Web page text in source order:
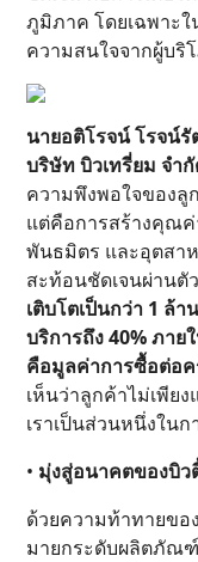
ภูมิภาค โดยเฉพาะใ
ความสนใจจากผู้บริ
นายอติโรจน์ โรจน์
บริษัท บิวเทรี่ยม จำ
ความพึงพอใจของลู
แต่คือการสร้างคุณ
พันธมิตร และอุตสา
สะท้อนชัดเจนผ่านตั
เติบโตเป็นกว่า 1 ล้
บริการถึง 40% ภา
คือมูลค่าการซื้อต่อค
เห็นว่าลูกค้าไม่เพีย
เราเป็นส่วนหนึ่งใน
• มุ่งสู่อนาคตของบิว
ด้วยความท้าทายขอ
มายกระดับผลิตภัณฑ์